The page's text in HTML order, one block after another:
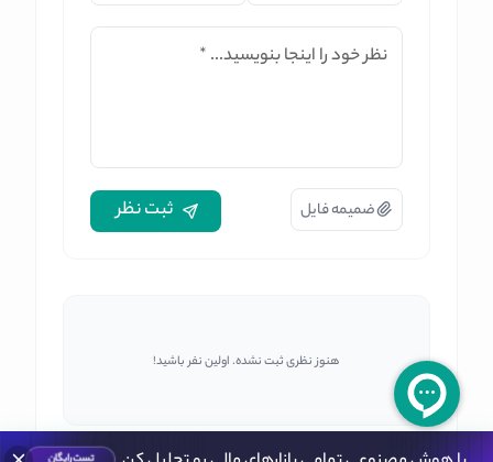
نظر خود را اینجا بنویسید... *
ضمیمه فایل ثبت نظر
هنوز نظری ثبت نشده. اولین نفر باشید!